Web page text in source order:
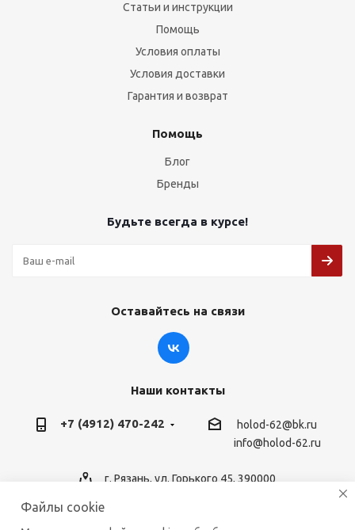
Статьи и инструкции
Помощь
Условия оплаты
Условия доставки
Гарантия и возврат
Помощь
Блог
Бренды
Будьте всегда в курсе!
Оставайтесь на связи
Наши контакты
+7 (4912) 470-242
holod-62@bk.ru
info@holod-62.ru
г. Рязань, ул. Горького 45, 390000
Файлы cookie